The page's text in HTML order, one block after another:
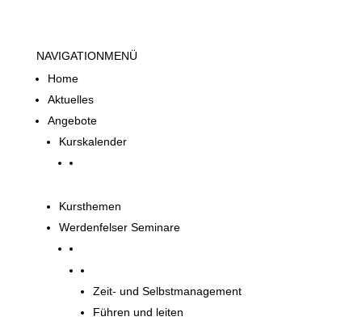
NAVIGATIONMENÜ
Home
Aktuelles
Angebote
Kurskalender
Kursthemen
Werdenfelser Seminare
Zeit- und Selbstmanagement
Führen und leiten